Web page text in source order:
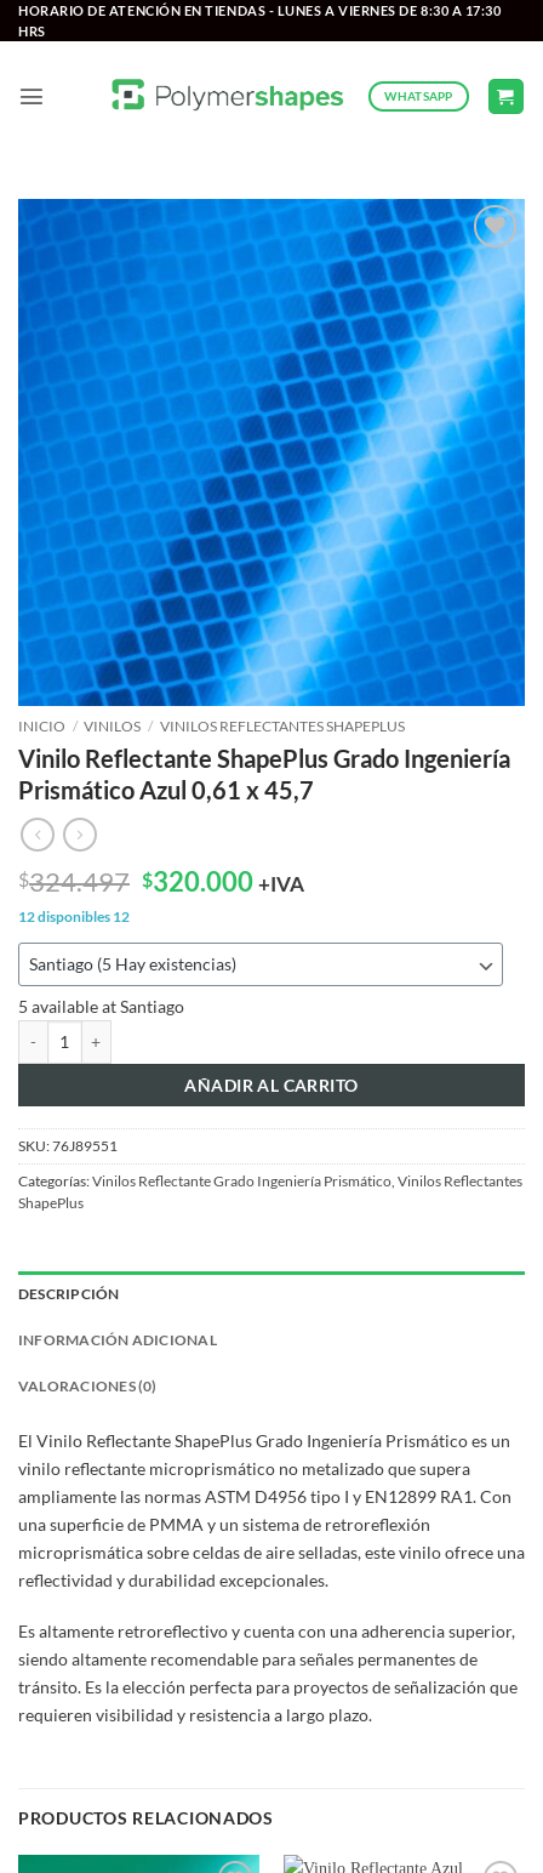
Saltar
al
HORARIO DE ATENCIÓN EN TIENDAS - LUNES A VIERNES DE 8:30 A 17:30
HRS
WHATSAPP
Add to
wishlist
INICIO / VINILOS / VINILOS REFLECTANTES SHAPEPLUS
Vinilo Reflectante ShapePlus Grado Ingeniería
Prismático Azul 0,61 x 45,7
$324.497 El
era:
$324.497.
$320.000El
$320.000.
+IVA
12 disponibles 12
5 available at Santiago
AÑADIR AL CARRITO
SKU:76J89551
Categorías:Vinilos Reflectante Grado Ingeniería Prismático Vinilos Reflectantes
ShapePlus
DESCRIPCIÓN
INFORMACIÓN ADICIONAL
VALORACIONES (0)
El Vinilo Reflectante ShapePlus Grado Ingeniería Prismático es un
vinilo reflectante microprismático no metalizado que supera
ampliamente las normas ASTM D4956 tipo I y EN12899 RA1. Con
una superficie de PMMA y un sistema de retroreflexión
microprismática sobre celdas de aire selladas, este vinilo ofrece una
reflectividad y durabilidad excepcionales.
Es altamente retroreflectivo y cuenta con una adherencia superior,
siendo altamente recomendable para señales permanentes de
tránsito. Es la elección perfecta para proyectos de señalización que
requieren visibilidad y resistencia a largo plazo.
PRODUCTOS RELACIONADOS